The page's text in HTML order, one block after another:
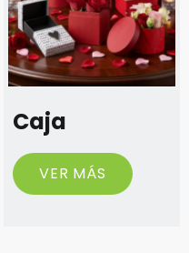
Caja
VER MÁS